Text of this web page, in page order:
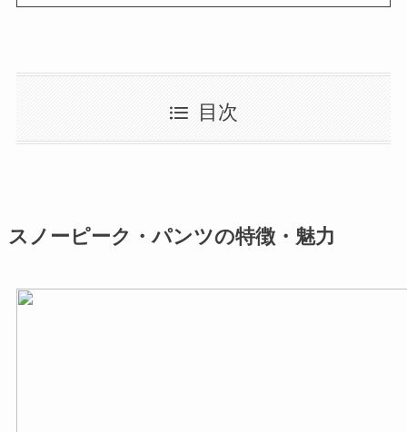
目次
スノーピーク・パンツの特徴・魅力